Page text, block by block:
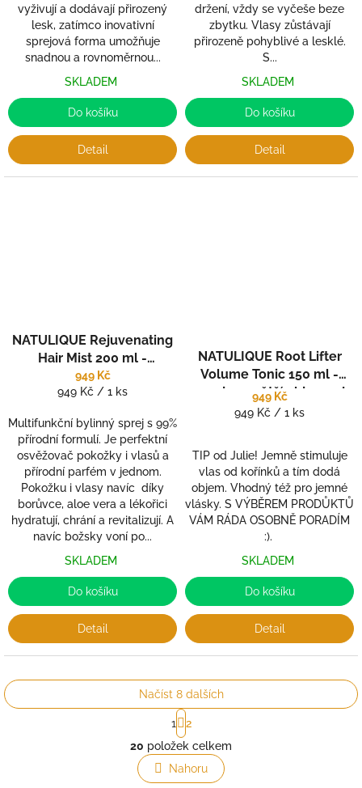
vyživují a dodávají přirozený
lesk, zatímco inovativní
sprejová forma umožňuje
snadnou a rovnoměrnou...
SKLADEM
Do košíku
Detail
držení, vždy se vyčeše beze
zbytku. Vlasy zůstávají
přirozeně pohyblivé a lesklé.
S...
SKLADEM
Do košíku
Detail
NATULIQUE Rejuvenating
Hair Mist 200 ml -
Multifunkční zázrak pro
vlasy i pokožku
949 Kč
Měrná
949 Kč / 1 ks
Multifunkční bylinný sprej s 99%
přírodní formulí. Je perfektní
osvěžovač pokožky i vlasů a
přírodní parfém v jednom.
Pokožku i vlasy navíc díky
borůvce, aloe vera a lékořici
hydratují, chrání a revitalizují. A
navíc božsky voní po...
SKLADEM
Do košíku
Detail
NATULIQUE Root Lifter
Volume Tonic 150 ml -
sprej pro větší objem od
kořínků
949 Kč
Měrná
949 Kč / 1 ks
TIP od Julie! Jemně stimuluje
vlas od kořínků a tím dodá
objem. Vhodný též pro jemné
vlásky. S VÝBĚREM PRODŮKTŮ
VÁM RÁDA OSOBNĚ PORADÍM
:).
SKLADEM
Do košíku
Detail
O
v
l
á
Načíst 8 dalších
S
t
r
á
n
k
1
2
20 položek celkem
Nahoru